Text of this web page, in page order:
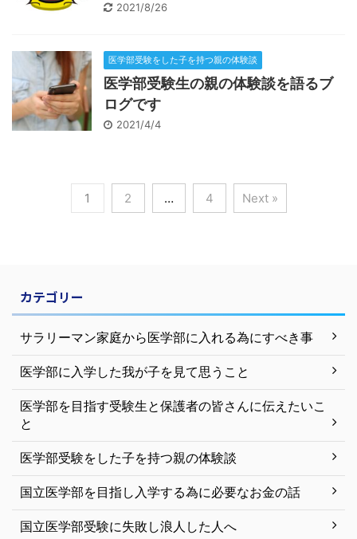
2021/8/26
医学部受験をした子を持つ親の体験談
医学部受験生の親の体験談を語るブ
ログです
2021/4/4
1 2 … 4 Next »
カテゴリー
サラリーマン家庭から医学部に入れる為にすべき事
医学部に入学した我が子を見て思うこと
医学部を目指す受験生と保護者の皆さんに伝えたいこ
と
医学部受験をした子を持つ親の体験談
国立医学部を目指し入学する為に必要なお金の話
国立医学部受験に失敗し浪人した人へ